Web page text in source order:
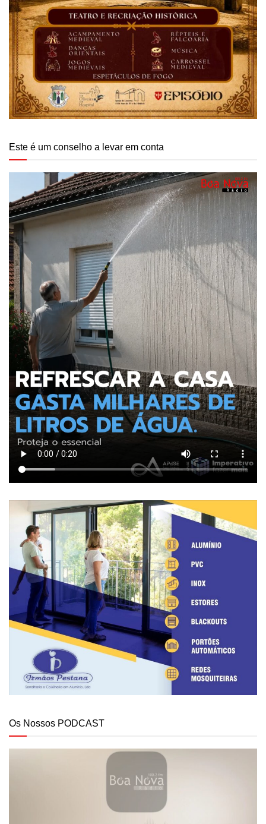
Este é um conselho a levar em conta
Os Nossos PODCAST